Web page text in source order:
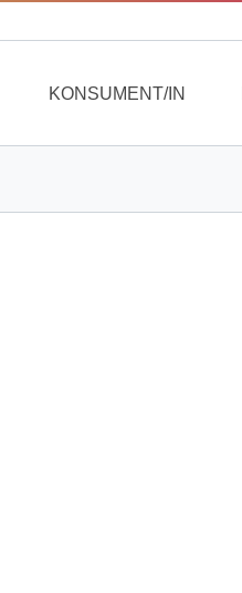
KONSUMENT/IN